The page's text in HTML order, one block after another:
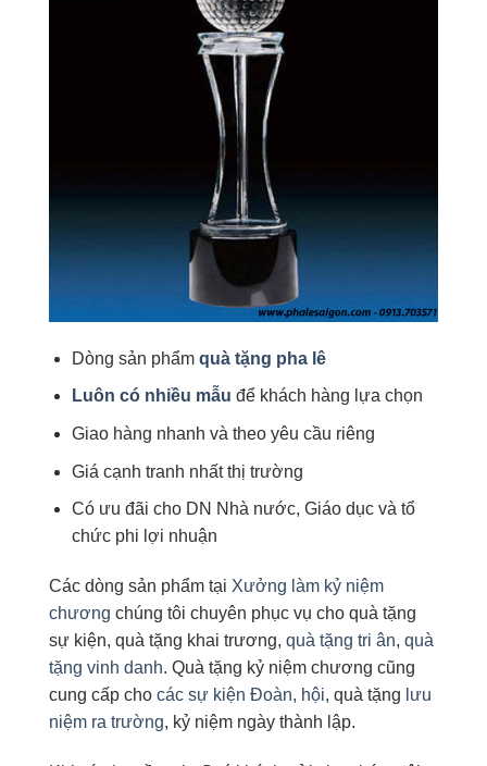
Dòng sản phẩm quà tặng pha lê
Luôn có nhiều mẫu để khách hàng lựa chọn
Giao hàng nhanh và theo yêu cầu riêng
Giá cạnh tranh nhất thị trường
Có ưu đãi cho DN Nhà nước, Giáo dục và tổ
chức phi lợi nhuận
Các dòng sản phẩm tại Xưởng làm kỷ niệm
chương chúng tôi chuyên phục vụ cho quà tặng
sự kiện, quà tặng khai trương, quà tặng tri ân, quà
tặng vinh danh. Quà tặng kỷ niệm chương cũng
cung cấp cho các sự kiện Đoàn, hội, quà tặng lưu
niệm ra trường, kỷ niệm ngày thành lập.